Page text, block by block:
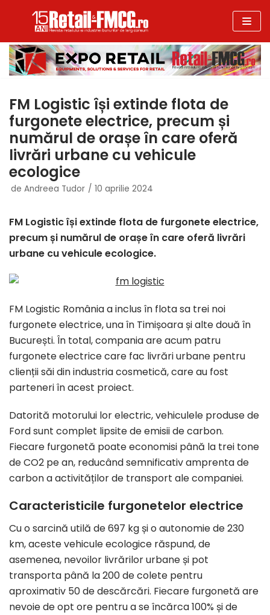
la
conținut
FM Logistic își extinde flota de
furgonete electrice, precum și
numărul de orașe în care oferă
livrări urbane cu vehicule
ecologice
de Andreea Tudor 10 aprilie 2024
FM Logistic își extinde flota de furgonete electrice,
precum și numărul de orașe în care oferă livrări
urbane cu vehicule ecologice.
FM Logistic România a inclus în flota sa trei noi
furgonete electrice, una în Timișoara și alte două în
București. În total, compania are acum patru
furgonete electrice care fac livrări urbane pentru
clienții săi din industria cosmetică, care au fost
parteneri în acest proiect.
Datorită motorului lor electric, vehiculele produse de
Ford sunt complet lipsite de emisii de carbon.
Fiecare furgonetă poate economisi până la trei tone
de CO2 pe an, reducând semnificativ amprenta de
carbon a activităților de transport ale companiei.
Caracteristicile furgonetelor electrice
Cu o sarcină utilă de 697 kg și o autonomie de 230
km, aceste vehicule ecologice răspund, de
asemenea, nevoilor livrărilor urbane și pot
transporta până la 200 de colete pentru
aproximativ 50 de descărcări. Fiecare furgonetă are
nevoie de opt ore pentru a se încărca 100% și de